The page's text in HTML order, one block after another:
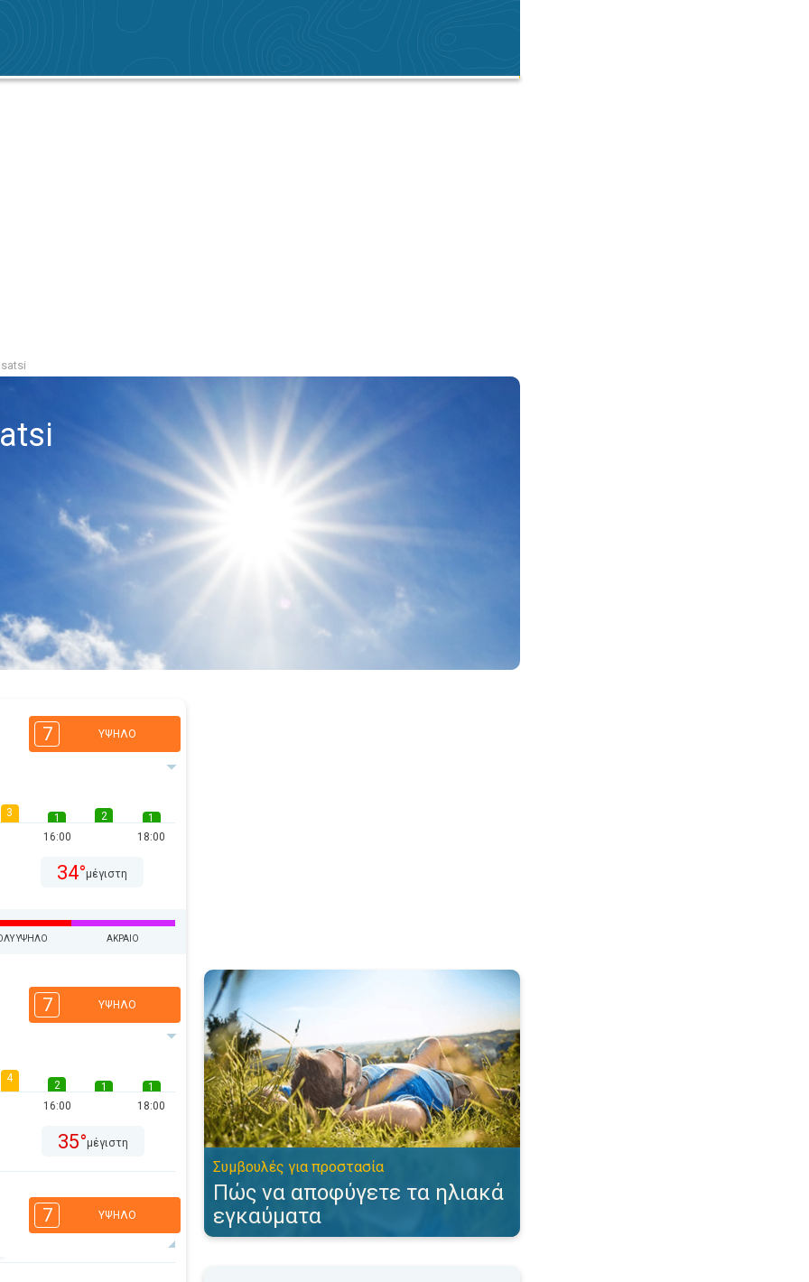
7 ΥΨΗΛΌ
3
1
16:00
2
1
18:00
34°μέγιστη
ΥΨΗΛΌ ΑΚΡΑΊΟ
7 ΥΨΗΛΌ
4
2
16:00
1
1
18:00
35°μέγιστη
7 ΥΨΗΛΌ
Πώς να αποφύγετε τα ηλιακά εγκαύματα. Συμβουλές για προστασία. . .
Συμβουλές για προστασία
Πώς να αποφύγετε τα ηλιακά
εγκαύματα